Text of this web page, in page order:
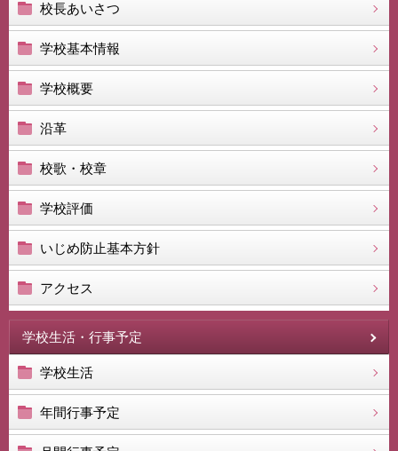
校長あいさつ
学校基本情報
学校概要
沿革
校歌・校章
学校評価
いじめ防止基本方針
アクセス
学校生活・行事予定
学校生活
年間行事予定